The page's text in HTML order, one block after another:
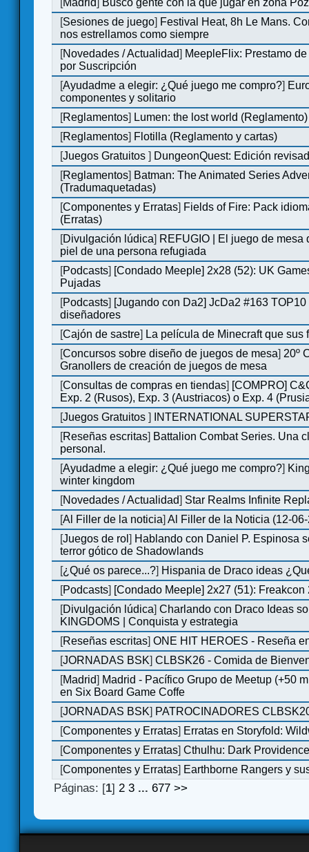
Madrid
Busco gente con la que jugar en zona
[Sesiones de juego] Festival Heat, 8h Le Mans.
nos estrellamos como siempre
[Novedades / Actualidad] MeepleFlix: Prestamo
por Suscripción
[Ayudadme a elegir: ¿Qué juego me compro?]
componentes y solitario
[Reglamentos] Lumen: the lost world (Reglamento)
[Reglamentos] Flotilla (Reglamento y cartas)
[Juegos Gratuitos] DungeonQuest: Edición
[Reglamentos] Batman: The Animated Series
(Tradumaquetadas)
[Componentes y Erratas] Fields of Fire: Pack
(Erratas)
[Divulgación lúdica] REFUGIO | El juego de mesa
piel de una persona refugiada
[Podcasts] [Condado Meeple] 2x28 (52): UK
Pujadas
[Podcasts] [Jugando con Da2] JcDa2 #163
diseñadores
[Cajón de sastre] La película de Minecraft que sus
[Concursos sobre diseño de juegos de mesa] 20º
Granollers de creación de juegos de mesa
[Consultas de compras en tiendas] [COMPRO]
Exp. 2 (Rusos), Exp. 3 (Austriacos) o Exp. 4
[Juegos Gratuitos]
INTERNATIONAL
[Reseñas escritas] Battalion Combat Series. Una
personal.
[Ayudadme a elegir: ¿Qué juego me compro?]
winter kingdom
[Novedades / Actualidad] Star Realms Infinite
[Al Filler de la noticia]Al Filler de la Noticia (12-
[Juegos de rol] Hablando con Daniel P. Espinosa
terror gótico de Shadowlands
[¿Qué os parece...?] Hispania de Draco ideas
[Podcasts] [Condado Meeple] 2x27 (51): Freakcon
[Divulgación lúdica]Charlando con Draco Ideas
KINGDOMS | Conquista y estrategia
[Reseñas escritas]ONE HIT HEROES - Reseña
[JORNADAS BSK]CLBSK26 - Comida de
[Madrid] Madrid - Pacífico Grupo de Meetup (+50
en Six Board Game Coffe
[JORNADAS BSK] PATROCINADORES
[Componentes y Erratas] Erratas en Storyfold:
[Componentes y Erratas]Cthulhu: Dark
[Componentes y Erratas] Earthborne Rangers y
Páginas: [1]2 3 ...677 >>